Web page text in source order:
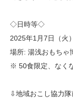
◇日時等◇
2025年1月7日（
場所: 湯浅おもちゃ
※ 50食限定、なく
⇩地域おこし協力